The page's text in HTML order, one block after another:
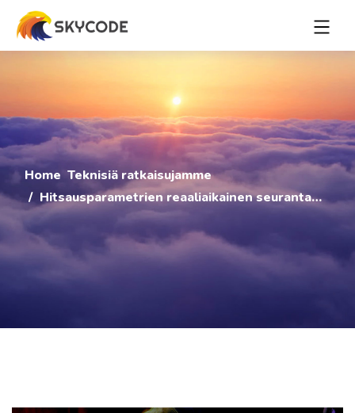
Home Teknisiä ratkaisujamme
Hitsausparametrien reaaliaikainen seuranta…